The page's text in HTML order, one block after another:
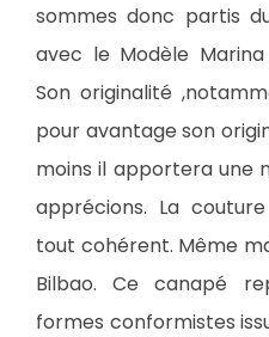
sommes donc partis
avec le Modèle
Son originalité
pour avantage son
moins il apportera une
apprécions. La
tout cohérent. Même
Bilbao. Ce canapé
formes conformistes